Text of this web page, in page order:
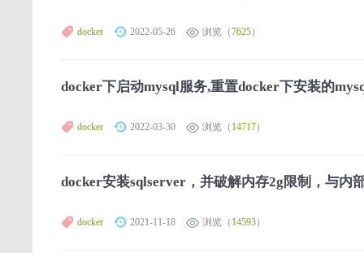
docker 2022-05-26 浏览（7625）
docker下启动mysql服务,重置docker下安装的
docker 2022-03-30 浏览（ 14717）
docker安装sqlserver，并破解内存2g限制，与内
docker 2021-11-18 浏览（ 14593）